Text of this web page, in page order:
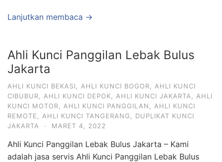
Lanjutkan membaca →
Ahli Kunci Panggilan Lebak Bulus
Jakarta
AHLI KUNCI BEKASI AHLI KUNCI BOGOR
AHLI KUNCI
CIBUBUR
AHLI KUNCI DEPOK AHLI KUNCI JAKARTA
AHLI
KUNCI MOTOR
AHLI KUNCI PANGGILAN
AHLI KUNCI
REMOTE
AHLI KUNCI TANGERANG
DUPLIKAT KUNCI
JAKARTA
· MARET 4, 2022
Ahli Kunci Panggilan Lebak Bulus Jakarta – Kami
adalah jasa servis Ahli Kunci Panggilan Lebak Bulus